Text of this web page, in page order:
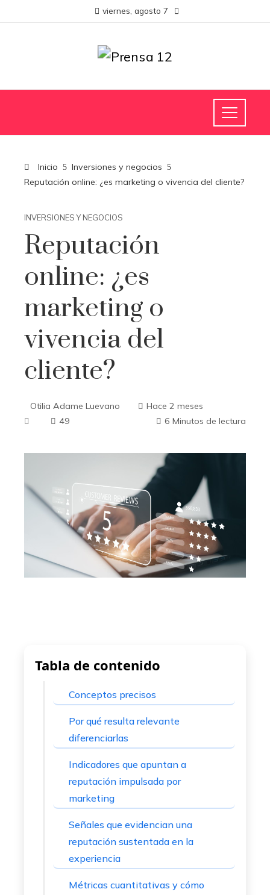
viernes, agosto 7
Inicio
Inversiones y negocios
Reputación online: ¿es marketing o vivencia del cliente?
INVERSIONES Y NEGOCIOS
Reputación
online: ¿es
marketing o
vivencia del
cliente?
Otilia Adame Luevano
Hace 2 meses
49
6 Minutos de lectura
Tabla de contenido
Conceptos precisos
Por qué resulta relevante
diferenciarlas
Indicadores que apuntan a
reputación impulsada por
marketing
Señales que evidencian una
reputación sustentada en la
experiencia
Métricas cuantitativas y cómo